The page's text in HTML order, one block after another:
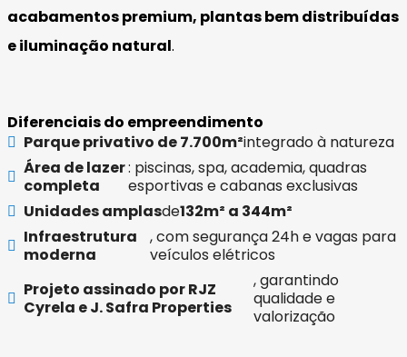
acabamentos premium, plantas bem distribuídas
e iluminação natural.
Diferenciais do empreendimento
Parque privativo de 7.700m²integrado à natureza
Área de lazer
completa
: piscinas, spa, academia, quadras
esportivas e cabanas exclusivas
Unidades amplasde132m² a 344m²
Infraestrutura
moderna
, com segurança 24h e vagas para
veículos elétricos
Projeto assinado por RJZ
Cyrela e J. Safra Properties
, garantindo
qualidade e
valorização